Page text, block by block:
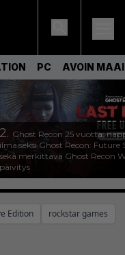
PC AVOIN
2. Ghost Recon 25 vuotta:
ilmaiseksi Ghost Recon: Future
sekä merkittävä Ghost Recon
päivitys
Edition
rockstar games